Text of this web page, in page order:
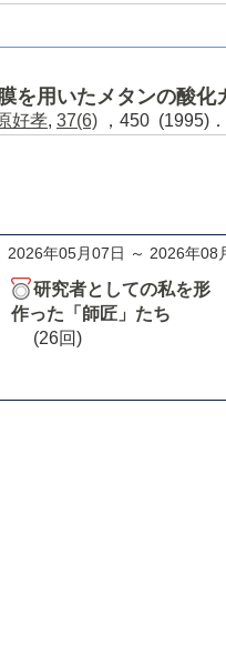
を用いたメタンの酸化
好孝, 37(6) ，450 (1995)
2026年05月07日 ～ 2026年08
研究者としての私を形
作った「師匠」たち
(26回)